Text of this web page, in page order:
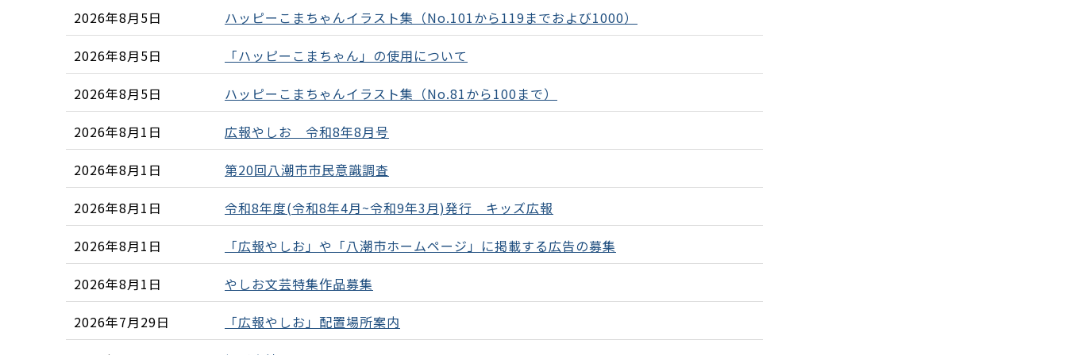
2026年8月5日
ハッピーこまちゃんイラスト集（No.101から119までおよび1000）
2026年8月5日
「ハッピーこまちゃん」の使用について
2026年8月5日
ハッピーこまちゃんイラスト集（No.81から100まで）
2026年8月1日
広報やしお 令和8年8月号
2026年8月1日
第20回八潮市市民意識調査
2026年8月1日
令和8年度(令和8年4月~令和9年3月)発行 キッズ広報
2026年8月1日
「広報やしお」や「八潮市ホームページ」に掲載する広告の募集
2026年8月1日
やしお文芸特集作品募集
2026年7月29日
「広報やしお」配置場所案内